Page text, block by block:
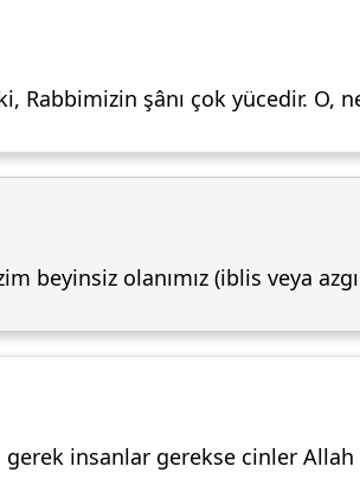
Rabbimizin şânı çok yücedir. O,
beyinsiz olanımız (iblis veya
insanlar gerekse cinler Allah